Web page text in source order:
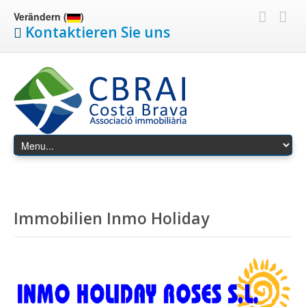
Verändern ( )
Kontaktieren Sie uns
Immobilien Inmo Holiday